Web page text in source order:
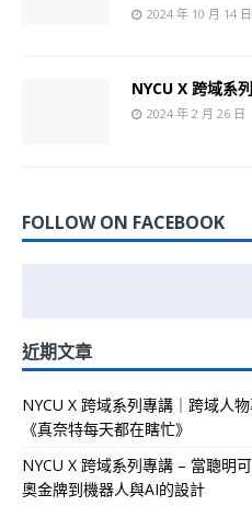
2024 年 10 月 14 日
NYCU X 跨域系
2024 年 2 月 26 日
FOLLOW ON FACEBOOK
近期文章
NYCU X 跨域系列專講｜跨域人
《真奈特每天都在瞎忙》
NYCU X 跨域系列專講 – 當聰明
奧金牌到機器人與AI的設計